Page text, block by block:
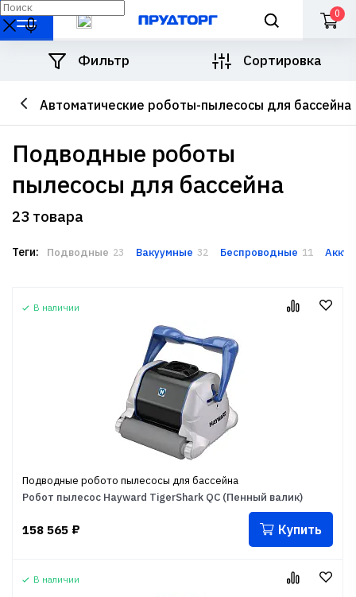
0
Автоматические роботы-пылесосы для бассейна
Фильтр Сортировка
подводные роботы
пылесосы для бассейна
23 товара
Теги: Подводные 23 Вакуумные 32 Беспроводные 11
В наличии
Подводные робото пылесосы для бассейна
Робот пылесос Hayward TigerShark QC (Пенный валик)
158 565 ₽ Купить
В наличии